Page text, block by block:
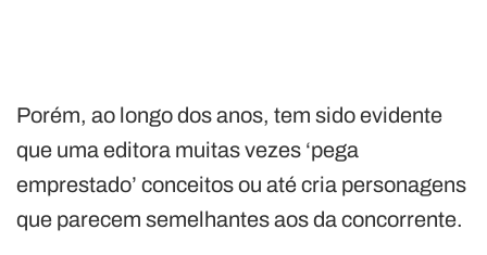
Porém, ao longo dos anos, tem sido evidente
que uma editora muitas vezes ‘pega
emprestado’ conceitos ou até cria personagens
que parecem semelhantes aos da concorrente.